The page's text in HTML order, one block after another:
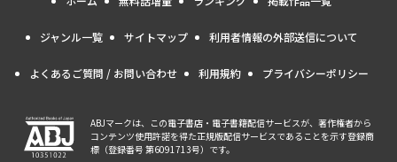
ジャンル一覧 サイトマップ 利用者情報の外部送信について
よくあるご質問 / お問い合わせ 利用規約 プライバシーポリシー
ABJマークは、この電子書店・電子書籍配信サービスが、著作権者から
コンテンツ使用許諾を得た正規版配信サービスであることを示す登録商
標（登録番号 第6091713号）です。